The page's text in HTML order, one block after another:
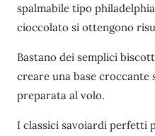
spalmabile tipo
cioccolato si ottengono
Bastano dei semplici
creare una base croccante
preparata al volo.
I classici savoiardi perfetti